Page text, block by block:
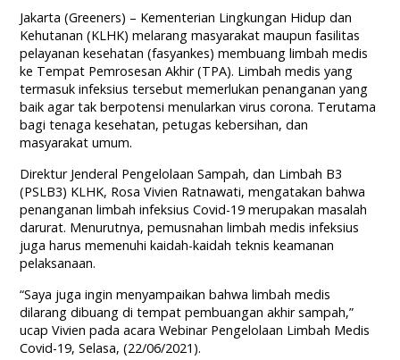
Jakarta (Greeners) – Kementerian Lingkungan Hidup dan
Kehutanan (KLHK) melarang masyarakat maupun fasilitas
pelayanan kesehatan (fasyankes) membuang limbah medis
ke Tempat Pemrosesan Akhir (TPA). Limbah medis yang
termasuk infeksius tersebut memerlukan penanganan yang
baik agar tak berpotensi menularkan virus corona. Terutama
bagi tenaga kesehatan, petugas kebersihan, dan
masyarakat umum.
Direktur Jenderal Pengelolaan Sampah, dan Limbah B3
(PSLB3) KLHK, Rosa Vivien Ratnawati, mengatakan bahwa
penanganan limbah infeksius Covid-19 merupakan masalah
darurat. Menurutnya, pemusnahan limbah medis infeksius
juga harus memenuhi kaidah-kaidah teknis keamanan
pelaksanaan.
“Saya juga ingin menyampaikan bahwa limbah medis
dilarang dibuang di tempat pembuangan akhir sampah,”
ucap Vivien pada acara Webinar Pengelolaan Limbah Medis
Covid-19, Selasa, (22/06/2021).